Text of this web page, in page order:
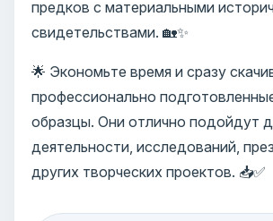
предков с материальными
свидетельствами. 🏡✨
🌟 Экономьте время и сразу
профессионально
образцы. Они отлично подойдут
деятельности, исследований,
других творческих проектов. 📥✅